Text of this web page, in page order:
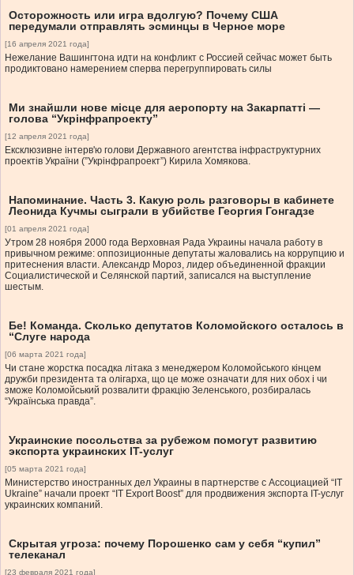
Осторожность или игра вдолгую? Почему США
передумали отправлять эсминцы в Черное море
[16 апреля 2021 года]
Нежелание Вашингтона идти на конфликт с Россией сейчас может быть
продиктовано намерением сперва перегруппировать силы
Ми знайшли нове місце для аеропорту на Закарпатті —
голова “Укрінфрапроекту”
[12 апреля 2021 года]
Ексклюзивне інтерв'ю голови Державного агентства інфраструктурних
проектів України (”Укрінфрапроект”) Кирила Хомякова.
Напоминание. Часть 3. Какую роль разговоры в кабинете
Леонида Кучмы сыграли в убийстве Георгия Гонгадзе
[01 апреля 2021 года]
Утром 28 ноября 2000 года Верховная Рада Украины начала работу в
привычном режиме: оппозиционные депутаты жаловались на коррупцию и
притеснения власти. Александр Мороз, лидер объединенной фракции
Социалистической и Селянской партий, записался на выступление
шестым.
Бе! Команда. Сколько депутатов Коломойского осталось в
“Слуге народа
[06 марта 2021 года]
Чи стане жорстка посадка літака з менеджером Коломойського кінцем
дружби президента та олігарха, що це може означати для них обох і чи
зможе Коломойський розвалити фракцію Зеленського, розбиралась
“Українська правда”.
Украинские посольства за рубежом помогут развитию
экспорта украинских IT-услуг
[05 марта 2021 года]
Министерство иностранных дел Украины в партнерстве с Ассоциацией “IT
Ukraine” начали проект “IT Export Boost” для продвижения экспорта IT-услуг
украинских компаний.
Скрытая угроза: почему Порошенко сам у себя “купил”
телеканал
[23 февраля 2021 года]